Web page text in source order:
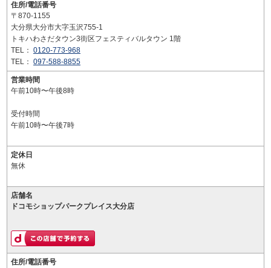
住所/電話番号
〒870-1155
大分県大分市大字玉沢755-1
トキハわさだタウン3街区フェスティバルタウン 1階
TEL： 0120-773-968
TEL： 097-588-8855
営業時間
午前10時〜午後8時
受付時間
午前10時〜午後7時
定休日
無休
店舗名
ドコモショップパークプレイス大分店
住所/電話番号